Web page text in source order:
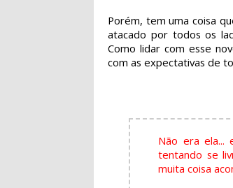
Porém, tem uma coisa
atacado por todos os
Como lidar com esse
com as expectativas de
Não era ela...
tentando se
muita coisa